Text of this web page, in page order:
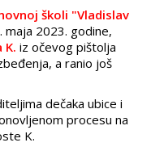
školi "Vladislav
2023. godine,
K. iz očevog pištolja
a ranio još
dečaka ubice i
procesu na
K.